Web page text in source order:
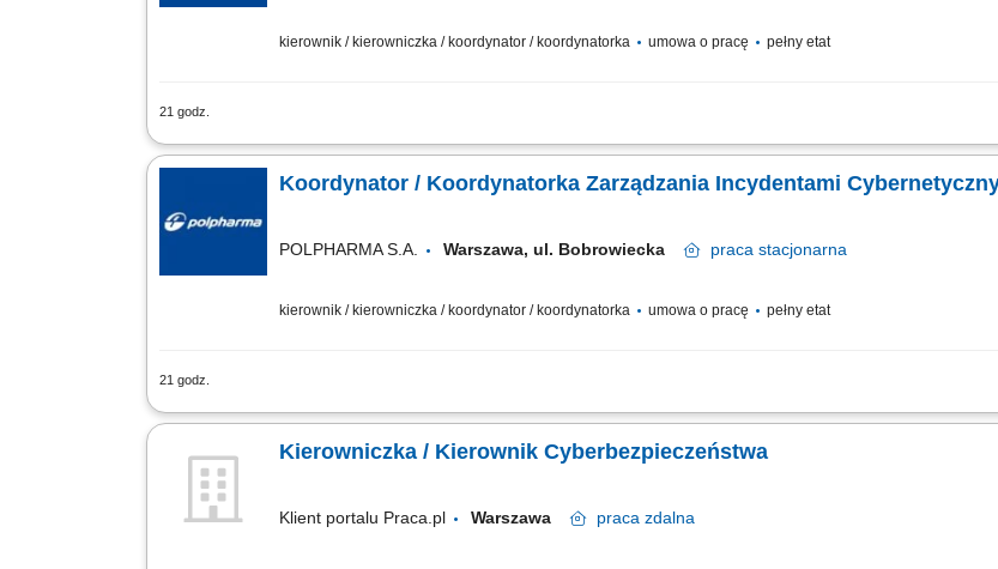
kierownik / kierowniczka / koordynator / koordynatorka umowa o pracę pełny etat
21 godz.
Jako Koordynator/ka Reagowania na Incydenty Cybernetyczne 1 dołączysz do zespołu Cyber Operations i
Koordynator / Koordynatorka Zarządzania Incydentami
POLPHARMA S.A. Warszawa, ul. Bobrowiecka praca stacjonarna
kierownik / kierowniczka / koordynator / koordynatorka umowa o pracę pełny etat
21 godz.
Zakres obowiązków: Koordynowanie reakcji na incydenty bezpieczeństwa o wysokiej wadze w ramach
Kierowniczka / Kierownik Cyberbezpieczeństwa
Klient portalu Praca.pl Warszawa praca zdalna